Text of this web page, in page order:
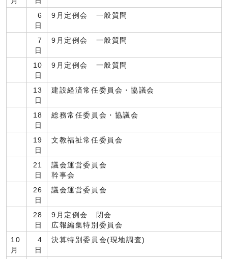
6
日
9月定例会 一般質問
7
日
9月定例会 一般質問
10
日
9月定例会 一般質問
13
日
建設経済常任委員会・協議会
18
日
総務常任委員会・協議会
19
日
文教福祉常任委員会
21
日
議会運営委員会
幹事会
26
日
議会運営委員会
28
日
9月定例会 閉会
広報編集特別委員会
10
月
4
日
決算特別委員会(現地調査)